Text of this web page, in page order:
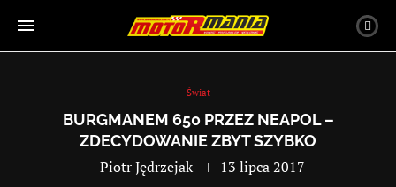
Świat
BURGMANEM 650 PRZEZ NEAPOL –
ZDECYDOWANIE ZBYT SZYBKO
-Piotr Jędrzejak 13 lipca 2017